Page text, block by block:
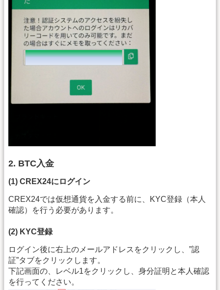
2. BTC入金
(1) CREX24にログイン
CREX24では仮想通貨を入金する前に、KYC登録（本人
確認）を行う必要があります。
(2) KYC登録
ログイン後に右上のメールアドレスをクリックし、”認
証”タブをクリックします。
下記画面の、レベル1をクリックし、身分証明と本人確認
を行ってください。